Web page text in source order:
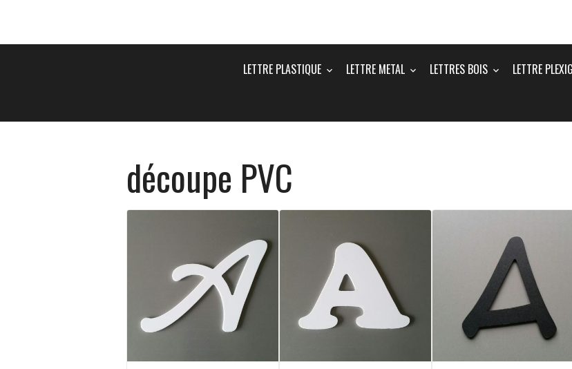
LETTRE PLASTIQUE LETTRE METAL LETTRES BOIS LETTRE
découpe PVC